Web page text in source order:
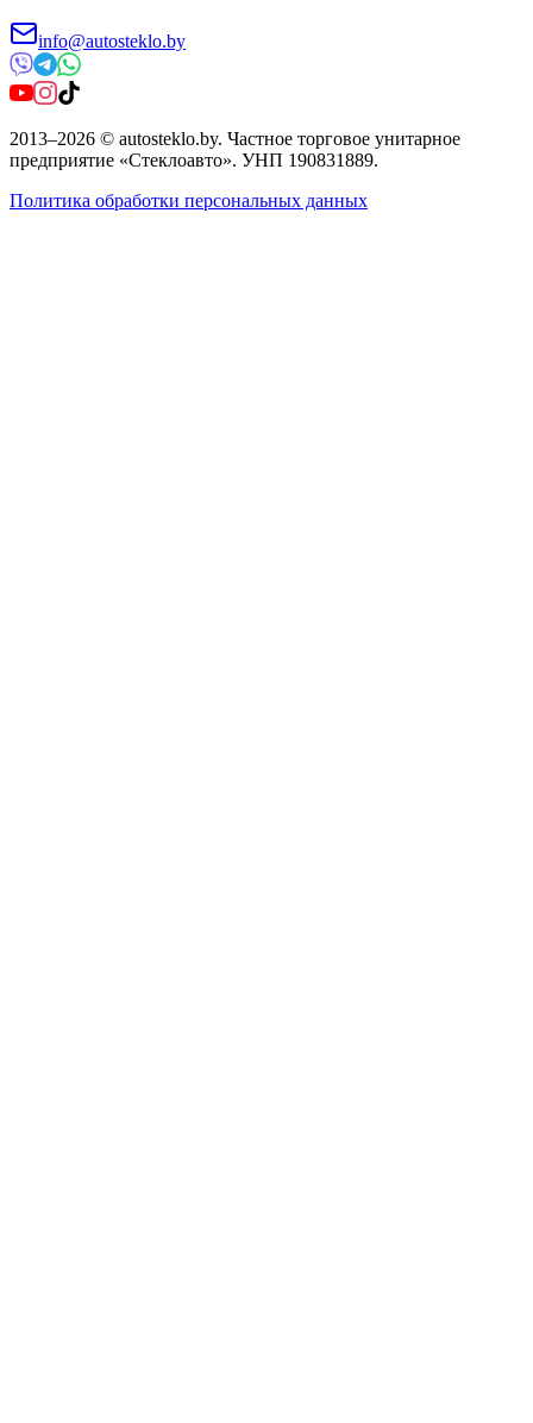
info@autosteklo.by
2013–2026 © autosteklo.by. Частное торговое унитарное
предприятие «Стеклоавто». УНП 190831889.
Политика обработки персональных данных